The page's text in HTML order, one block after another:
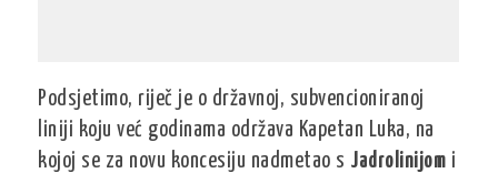
Podsjetimo, riječ je o državnoj, subvencioniranoj
liniji koju već godinama održava Kapetan Luka, na
kojoj se za novu koncesiju nadmetao s Jadrolinijom i